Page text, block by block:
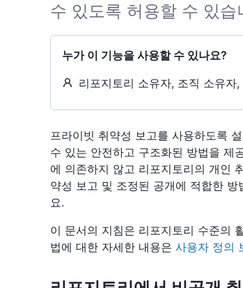
수 있도록 허용할 수 있습
누가 이 기능을 사용할 수 있나요?
리포지토리 소유자, 조직 소유자
프라이빗 취약성 보고를 사용하도록
수 있는 안전하고 구조화된 방법을 제
에 의존하지 않고 리포지토리의 개인
약성 보고 및 조정된 공개에 적합한 방
요.
이 문서의 지침은 리포지토리 수준의
법에 대한 자세한 내용은 사용자 정의